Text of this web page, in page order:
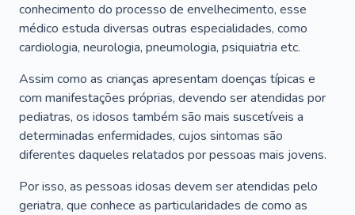
conhecimento do processo de envelhecimento, esse
médico estuda diversas outras especialidades, como
cardiologia, neurologia, pneumologia, psiquiatria etc.
Assim como as crianças apresentam doenças típicas e
com manifestações próprias, devendo ser atendidas por
pediatras, os idosos também são mais suscetíveis a
determinadas enfermidades, cujos sintomas são
diferentes daqueles relatados por pessoas mais jovens.
Por isso, as pessoas idosas devem ser atendidas pelo
geriatra, que conhece as particularidades de como as